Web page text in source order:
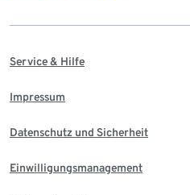
Service & Hilfe
Impressum
Datenschutz und Sicherheit
Einwilligungsmanagement